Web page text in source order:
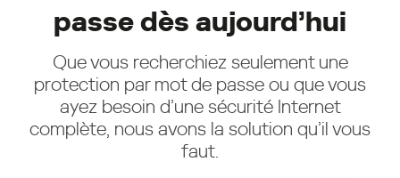
passe dès aujourd’hui
Que vous recherchiez seulement une
protection par mot de passe ou que vous
ayez besoin d’une sécurité Internet
complète, nous avons la solution qu’il vous
faut.